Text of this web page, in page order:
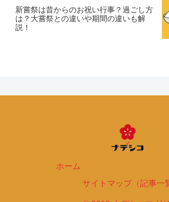
新嘗祭は昔からのお祝い行事？過ごし方
は？大嘗祭との違いや期間の違いも解
説！
ホーム
サイトマップ（記事一